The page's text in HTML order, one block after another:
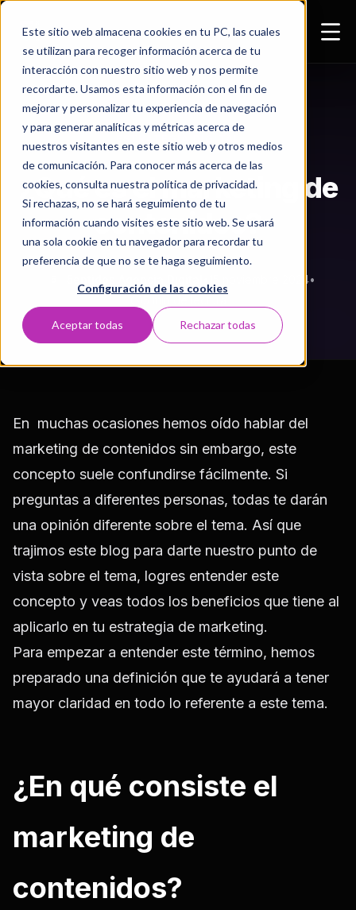
Este sitio web almacena cookies en tu PC, las cuales
se utilizan para recoger información acerca de tu
interacción con nuestro sitio web y nos permite
recordarte. Usamos esta información con el fin de
mejorar y personalizar tu experiencia de navegación
y para generar analíticas y métricas acerca de
nuestros visitantes en este sitio web y otros medios
de comunicación. Para conocer más acerca de las
cookies, consulta nuestra política de privacidad.
Si rechazas, no se hará seguimiento de tu
información cuando visites este sitio web. Se usará
una sola cookie en tu navegador para recordar tu
preferencia de que no se te haga seguimiento.
Configuración de las cookies
Aceptar todas Rechazar todas
¿Qué es el marketing de
contenidos?
15 noviembre 2024•
En muchas ocasiones hemos oído hablar del
marketing de contenidos sin embargo, este
concepto suele confundirse fácilmente. Si
preguntas a diferentes personas, todas te darán
una opinión diferente sobre el tema. Así que
trajimos este blog para darte nuestro punto de
vista sobre el tema, logres entender este
concepto y veas todos los beneficios que tiene al
aplicarlo en tu estrategia de marketing.
Para empezar a entender este término, hemos
preparado una definición que te ayudará a tener
mayor claridad en todo lo referente a este tema.
¿En qué consiste el
marketing de
contenidos?